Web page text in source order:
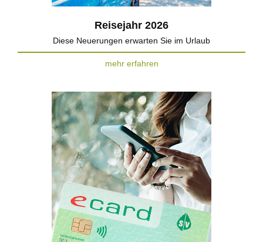
Reisejahr 2026
Diese Neuerungen erwarten Sie im Urlaub
mehr erfahren